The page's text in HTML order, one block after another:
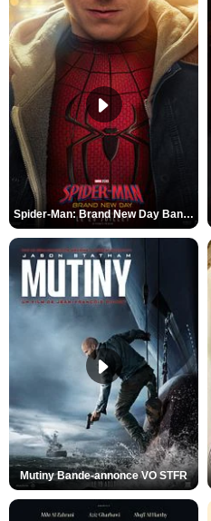
Spider-Man: Brand New Day Bande-annonce VO STFR
Mutiny Bande-annonce VO STFR